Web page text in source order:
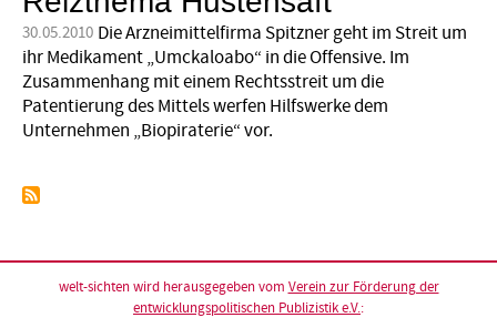
30.05.2010 Die Arzneimittelfirma Spitzner geht im Streit um
ihr Medikament „Umckaloabo“ in die Offensive. Im
Zusammenhang mit einem Rechtsstreit um die
Patentierung des Mittels werfen Hilfswerke dem
Unternehmen „Biopiraterie“ vor.
welt-sichten wird herausgegeben vom Verein zur Förderung der
entwicklungspolitischen Publizistik e.V.: